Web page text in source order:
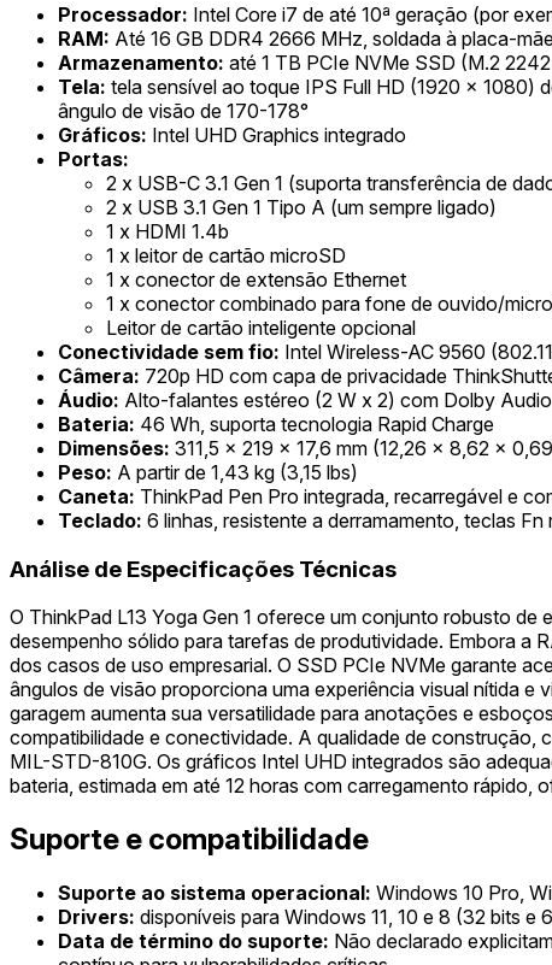
Processador: Intel Core i7 de até 10ª geração (por
RAM: Até 16 GB DDR4 2666 MHz, soldada à placa-
Armazenamento: até 1 TB PCIe NVMe SSD (M.2
Tela: tela sensível ao toque IPS Full HD (1920 x 1080)
ângulo de visão de 170-178°
Gráficos: Intel UHD Graphics integrado
Portas:
2 x USB-C 3.1 Gen 1 (suporta transferência de
2 x USB 3.1 Gen 1 Tipo A (um sempre ligado)
1 x HDMI 1.4b
1 x leitor de cartão microSD
1 x conector de extensão Ethernet
1 x conector combinado para fone de ouvido/
Leitor de cartão inteligente opcional
Conectividade sem fio: Intel Wireless-AC 9560
Câmera: 720p HD com capa de privacidade
Áudio: Alto-falantes estéreo (2 W x 2) com Dolby
Bateria: 46 Wh, suporta tecnologia Rapid Charge
Dimensões: 311,5 x 219 x 17,6 mm (12,26 x 8,62 x
Peso: A partir de 1,43 kg (3,15 lbs)
Caneta: ThinkPad Pen Pro integrada, recarregável e
Teclado: 6 linhas, resistente a derramamento, teclas Fn
Análise de Especificações Técnicas
O ThinkPad L13 Yoga Gen 1 oferece um conjunto robusto
desempenho sólido para tarefas de produtividade. Embora a
dos casos de uso empresarial. O SSD PCIe NVMe garante
ângulos de visão proporciona uma experiência visual nítida e
garagem aumenta sua versatilidade para anotações e
compatibilidade e conectividade. A qualidade de construção,
MIL-STD-810G. Os gráficos Intel UHD integrados são
bateria, estimada em até 12 horas com carregamento rápido,
Suporte e compatibilidade
Suporte ao sistema operacional: Windows 10 Pro,
Drivers: disponíveis para Windows 11, 10 e 8 (32 bits
Data de término do suporte: Não declarado